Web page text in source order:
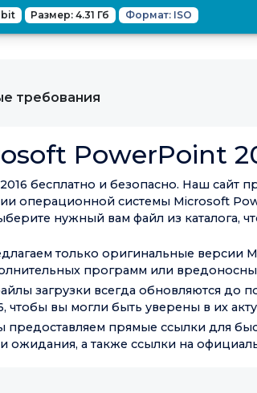
bit Размер: 4.31 Гб Формат: ISO
требования
PowerPoint
бесплатно и безопасно. Наш сайт
операционной системы Microsoft
нужный вам файл из каталога,
только оригинальные версии
программ или
загрузки всегда обновляются до
чтобы вы могли быть уверены в их
предоставляем прямые ссылки для
ожидания, а также ссылки на